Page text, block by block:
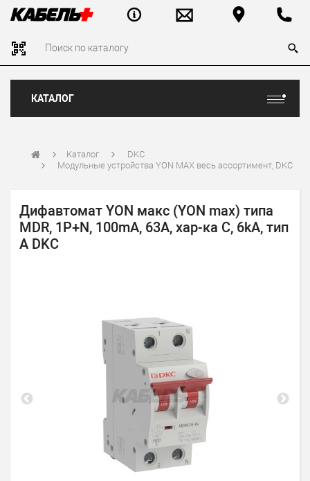
КАТАЛОГ
Каталог
DKC
Модульные устройства YON MAX весь ассортимент, DKC
Дифавтомат YON макс (YON max) типа
MDR, 1P+N, 100mA, 63A, хар-ка C, 6kA, тип
А DKC